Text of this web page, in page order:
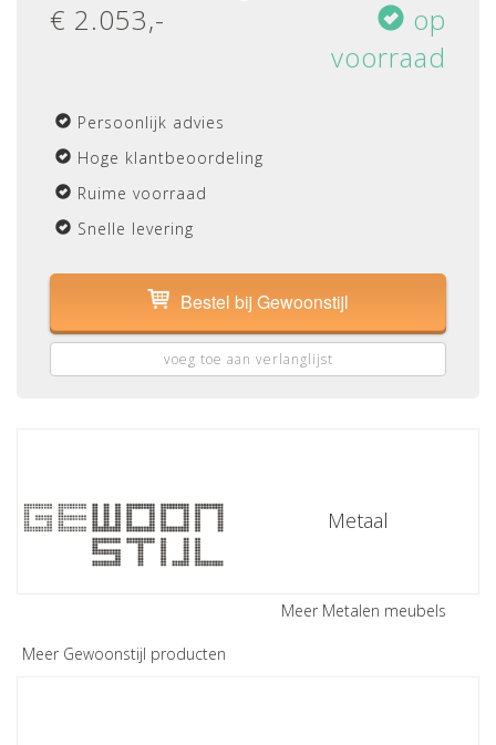
€ 2.053,-
op
voorraad
Persoonlijk advies
Hoge klantbeoordeling
Ruime voorraad
Snelle levering
Bestel bij Gewoonstijl
voeg toe aan verlanglijst
Meer Gewoonstijl producten
Metaal
Meer Metalen meubels